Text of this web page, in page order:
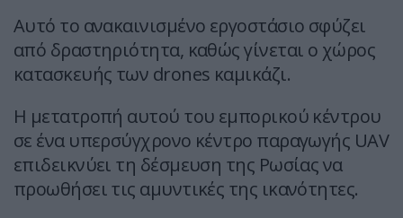
Αυτό το ανακαινισμένο εργοστάσιο σφύζει
από δραστηριότητα, καθώς γίνεται ο χώρος
κατασκευής των drones καμικάζι.
Η μετατροπή αυτού του εμπορικού κέντρου
σε ένα υπερσύγχρονο κέντρο παραγωγής UAV
επιδεικνύει τη δέσμευση της Ρωσίας να
προωθήσει τις αμυντικές της ικανότητες.